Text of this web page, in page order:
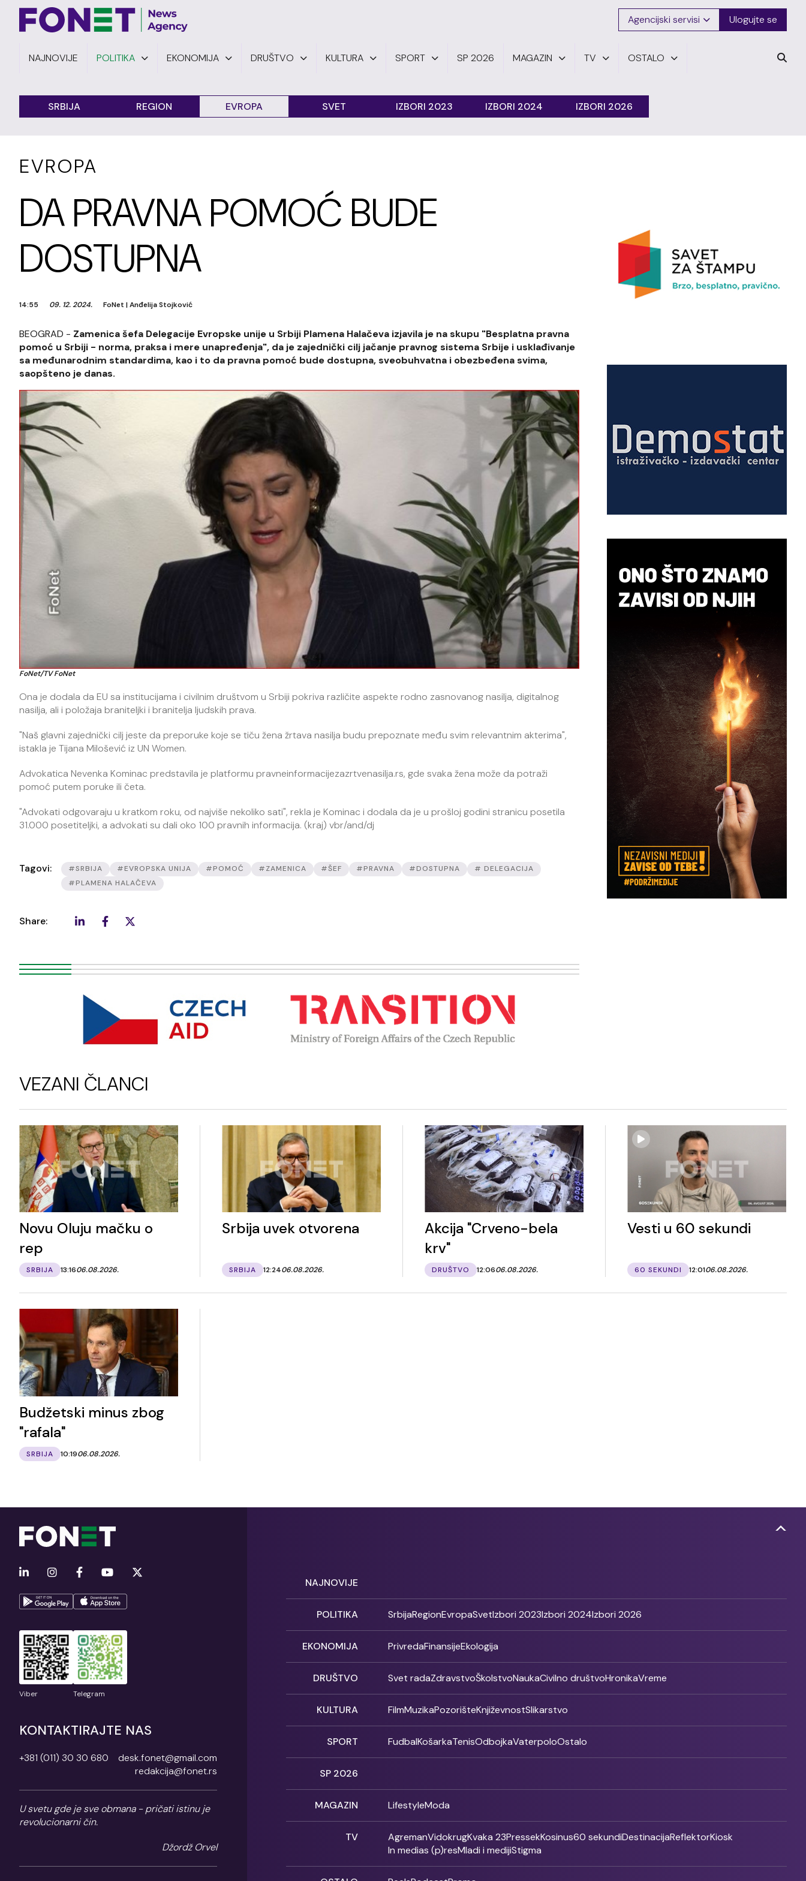
Agencijski servisi Ulogujte se
NAJNOVIJE POLITIKA EKONOMIJA DRUŠTVO KULTURA SPORT SP 2026 MAGAZIN TV OSTALO
SRBIJA REGION EVROPA SVET IZBORI 2023 IZBORI 2024 IZBORI 2026
EVROPA
DA PRAVNA POMOĆ BUDE
DOSTUPNA
14:55 09. 12. 2024. FoNet |Anđelija Stojković
BEOGRAD - Zamenica šefa Delegacije Evropske unije u Srbiji Plamena Halačeva izjavila je na skupu "Besplatna pravna
pomoć u Srbiji - norma, praksa i mere unapređenja", da je zajednički cilj jačanje pravnog sistema Srbije i usklađivanje
sa međunarodnim standardima, kao i to da pravna pomoć bude dostupna, sveobuhvatna i obezbeđena svima,
saopšteno je danas.
FoNet/TV FoNet
Ona je dodala da EU sa institucijama i civilnim društvom u Srbiji pokriva različite aspekte rodno zasnovanog nasilja, digitalnog
nasilja, ali i položaja braniteljki i branitelja ljudskih prava.
"Naš glavni zajednički cilj jeste da preporuke koje se tiču žena žrtava nasilja budu prepoznate među svim relevantnim akterima",
istakla je Tijana Milošević iz UN Women.
Advokatica Nevenka Kominac predstavila je platformu pravneinformacijezazrtvenasilja.rs, gde svaka žena može da potraži
pomoć putem poruke ili četa.
"Advokati odgovaraju u kratkom roku, od najviše nekoliko sati", rekla je Kominac i dodala da je u prošloj godini stranicu posetila
31.000 posetiteljki, a advokati su dali oko 100 pravnih informacija. (kraj) vbr/and/dj
Tagovi: #SRBIJA #EVROPSKA UNIJA #POMOĆ #ZAMENICA #ŠEF #PRAVNA #DOSTUPNA
# DELEGACIJA
#PLAMENA HALAČEVA
Share:
VEZANI ČLANCI
Novu Oluju mačku o
rep
SRBIJA 13:1606.08.2026.
Srbija uvek otvorena
SRBIJA 12:2406.08.2026.
Akcija "Crveno-bela
krv"
DRUŠTVO 12:0606.08.2026.
Vesti u 60 sekundi
60 SEKUNDI 12:0106.08.2026.
Budžetski minus zbog
"rafala"
SRBIJA 10:1906.08.2026.
Viber Telegram
KONTAKTIRAJTE NAS
+381 (011) 30 30 680
desk.fonet@gmail.com
redakcija@fonet.rs
U svetu gde je sve obmana - pričati istinu je
revolucionarni čin.
Džordž Orvel
NAJNOVIJE
POLITIKA SrbijaRegionEvropaSvetIzbori 2023Izbori 2024Izbori 2026
EKONOMIJA PrivredaFinansijeEkologija
DRUŠTVO Svet radaZdravstvoŠkolstvoNaukaCivilno društvoHronikaVreme
KULTURA FilmMuzikaPozorišteKnjiževnostSlikarstvo
SPORT FudbalKošarkaTenisOdbojkaVaterpoloOstalo
SP 2026
MAGAZIN LifestyleModa
TV AgremanVidokrugKvaka 23PressekKosinus60 sekundiDestinacijaReflektorKiosk
In medias (p)resMladi i medijiStigma